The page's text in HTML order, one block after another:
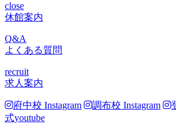
close
休館案内
Q&A
よくある質問
recruit
求人案内
府中校 Instagram 調布校 Instagram
式youtube